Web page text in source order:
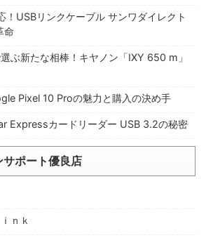
USBリンクケーブル サンワダイレクト
命
ぶ新たな相棒！キヤノン「IXY 650 m」
Pixel 10 Proの魅力と購入の決め手
Expressカードリーダー USB 3.2の秘密
サポート優良店
ｎｋ